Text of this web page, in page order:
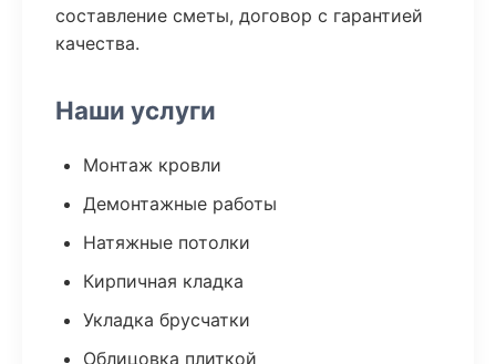
составление сметы, договор с гарантией
качества.
Наши услуги
Монтаж кровли
Демонтажные работы
Натяжные потолки
Кирпичная кладка
Укладка брусчатки
Облицовка плиткой